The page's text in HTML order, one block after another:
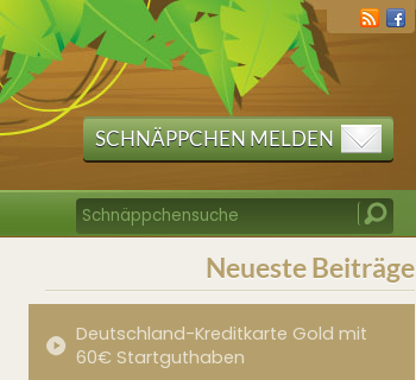
SCHNÄPPCHEN MELDEN
Neueste Beiträge
Deutschland-Kreditkarte Gold mit
60€ Startguthaben